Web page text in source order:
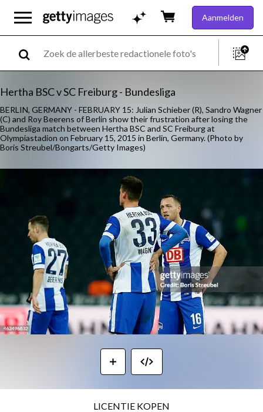
Aanmelden
Hertha BSC v SC Freiburg - Bundesliga
BERLIN, GERMANY - FEBRUARY 15: Julian Schieber (R), Sandro Wagner
(C) and Roy Beerens of Berlin show their frustration after losing the
Bundesliga match between Hertha BSC and SC Freiburg at
Olympiastadion on February 15, 2015 in Berlin, Germany. (Photo by
Boris Streubel/Bongarts/Getty Images)
LICENTIE KOPEN